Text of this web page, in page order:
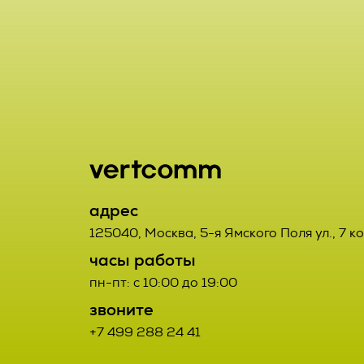
адрес
125040, Москва, 5-я Ямского Поля ул., 7
часы работы
пн-пт: с 10:00 до 19:00
звоните
+7 499 288 24 41
2.2.1. Товар
третьих лиц.
2.2.2.
Договора
орган,
или
состав
действия